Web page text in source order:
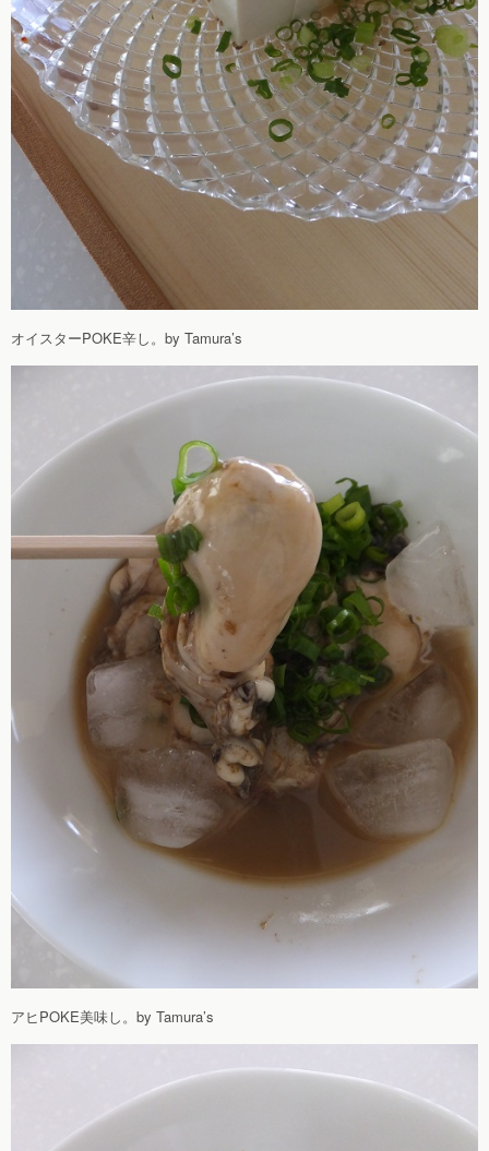
オイスターPOKE辛し。by Tamura’s
アヒPOKE美味し。by Tamura’s